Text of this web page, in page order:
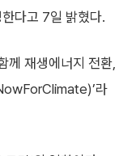
다고 7일 밝혔다.
께 재생에너지 전환,
라